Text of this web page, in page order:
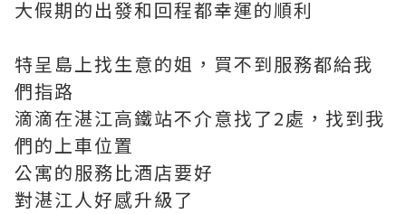
大假期的出發和回程都幸運的順利
特呈島上找生意的姐，買不到服務都給我
們指路
滴滴在湛江高鐵站不介意找了2處，找到我
們的上車位置
公寓的服務比酒店要好
對湛江人好感升級了